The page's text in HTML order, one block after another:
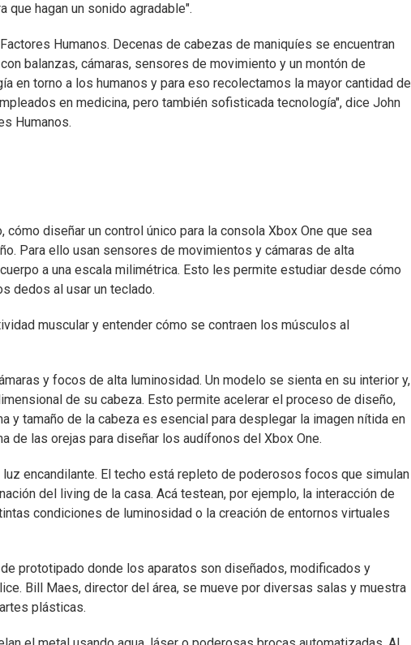
hagan un sonido agradable".
Humanos. Decenas de cabezas de maniquíes se encuentran
balanzas, cámaras, sensores de movimiento y un montón de
en torno a los humanos y para eso recolectamos la mayor cantidad de
en medicina, pero también sofisticada tecnología", dice John
Humanos.
diseñar un control único para la consola Xbox One que sea
Para ello usan sensores de movimientos y cámaras de alta
a una escala milimétrica. Esto les permite estudiar desde cómo
dedos al usar un teclado.
muscular y entender cómo se contraen los músculos al
y focos de alta luminosidad. Un modelo se sienta en su interior y,
de su cabeza. Esto permite acelerar el proceso de diseño,
y tamaño de la cabeza es esencial para desplegar la imagen nítida en
de las orejas para diseñar los audífonos del Xbox One.
encandilante. El techo está repleto de poderosos focos que simulan
del living de la casa. Acá testean, por ejemplo, la interacción de
condiciones de luminosidad o la creación de entornos virtuales
prototipado donde los aparatos son diseñados, modificados y
Bill Maes, director del área, se mueve por diversas salas y muestra
plásticas.